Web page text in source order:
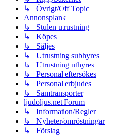
↳ Övrigt/Off Topic
Annonsplank
↳ Stulen utrustning
↳ Köpes
↳ Säljes
↳ Utrustning subhyres
↳ Utrustning uthyres
↳ Personal eftersökes
↳ Personal erbjudes
↳ Samtransporter
ljudoljus.net Forum
↳ Information/Regler
↳ Nyheter/omröstningar
↳ Förslag